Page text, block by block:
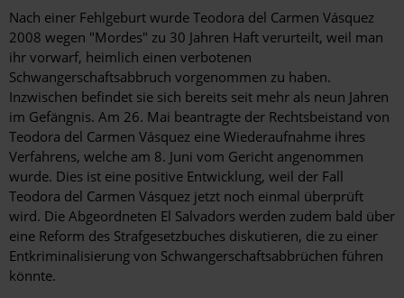
Nach einer Fehlgeburt wurde Teodora del Carmen Vásquez
2008 wegen "Mordes" zu 30 Jahren Haft verurteilt, weil man
ihr vorwarf, heimlich einen verbotenen
Schwangerschaftsabbruch vorgenommen zu haben.
Inzwischen befindet sie sich bereits seit mehr als neun Jahren
im Gefängnis. Am 26. Mai beantragte der Rechtsbeistand von
Teodora del Carmen Vásquez eine Wiederaufnahme ihres
Verfahrens, welche am 8. Juni vom Gericht angenommen
wurde. Dies ist eine positive Entwicklung, weil der Fall
Teodora del Carmen Vásquez jetzt noch einmal überprüft
wird. Die Abgeordneten El Salvadors werden zudem bald über
eine Reform des Strafgesetzbuches diskutieren, die zu einer
Entkriminalisierung von Schwangerschaftsabbrüchen führen
könnte.